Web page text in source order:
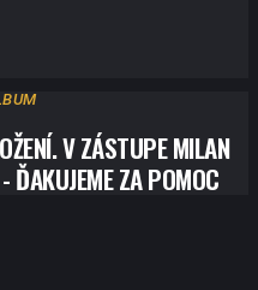
V ZÁSTUPE MILAN
ĎAKUJEME ZA POMOC